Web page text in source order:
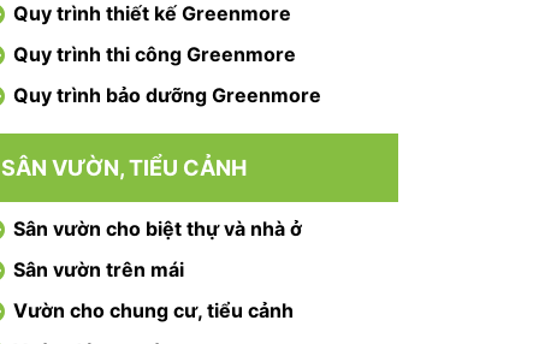
Quy trình thiết kế Greenmore
Quy trình thi công Greenmore
Quy trình bảo dưỡng Greenmore
SÂN VƯỜN, TIỂU CẢNH
Sân vườn cho biệt thự và nhà ở
Sân vườn trên mái
Vườn cho chung cư, tiểu cảnh